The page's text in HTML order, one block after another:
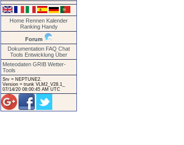
Home Rennen Kalender
Ranking Handy
Forum
Dokumentation FAQ Chat
Tools Entwicklung Über
Meteodaten GRIB Wetter-
Tools
Srv = NEPTUNE2.
Version = trunk VLM2_V28.1_
07/14/20 08:00:45 AM UTC